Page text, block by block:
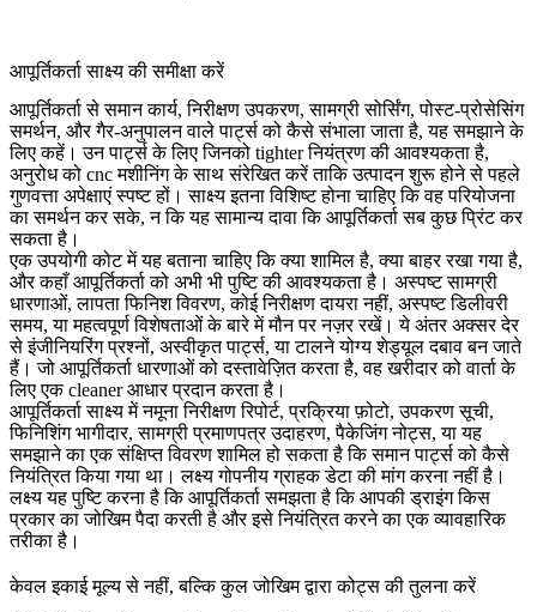
आपूर्तिकर्ता साक्ष्य की समीक्षा करें
आपूर्तिकर्ता से समान कार्य, निरीक्षण उपकरण, सामग्री सोर्सिंग, पोस्ट-प्रोसेसिंग
समर्थन, और गैर-अनुपालन वाले पार्ट्स को कैसे संभाला जाता है, यह समझाने के
लिए कहें। उन पार्ट्स के लिए जिनको tighter नियंत्रण की आवश्यकता है,
अनुरोध को cnc मशीनिंगके साथ संरेखित करें ताकि उत्पादन शुरू होने से पहले
गुणवत्ता अपेक्षाएं स्पष्ट हों। साक्ष्य इतना विशिष्ट होना चाहिए कि वह परियोजना
का समर्थन कर सके, न कि यह सामान्य दावा कि आपूर्तिकर्ता सब कुछ प्रिंट कर
सकता है।
एक उपयोगी कोट में यह बताना चाहिए कि क्या शामिल है, क्या बाहर रखा गया है,
और कहाँ आपूर्तिकर्ता को अभी भी पुष्टि की आवश्यकता है। अस्पष्ट सामग्री
धारणाओं, लापता फिनिश विवरण, कोई निरीक्षण दायरा नहीं, अस्पष्ट डिलीवरी
समय, या महत्वपूर्ण विशेषताओं के बारे में मौन पर नज़र रखें। ये अंतर अक्सर देर
से इंजीनियरिंग प्रश्नों, अस्वीकृत पार्ट्स, या टालने योग्य शेड्यूल दबाव बन जाते
हैं। जो आपूर्तिकर्ता धारणाओं को दस्तावेज़ित करता है, वह खरीदार को वार्ता के
लिए एक cleaner आधार प्रदान करता है।
आपूर्तिकर्ता साक्ष्य में नमूना निरीक्षण रिपोर्ट, प्रक्रिया फ़ोटो, उपकरण सूची,
फिनिशिंग भागीदार, सामग्री प्रमाणपत्र उदाहरण, पैकेजिंग नोट्स, या यह
समझाने का एक संक्षिप्त विवरण शामिल हो सकता है कि समान पार्ट्स को कैसे
नियंत्रित किया गया था। लक्ष्य गोपनीय ग्राहक डेटा की मांग करना नहीं है।
लक्ष्य यह पुष्टि करना है कि आपूर्तिकर्ता समझता है कि आपकी ड्राइंग किस
प्रकार का जोखिम पैदा करती है और इसे नियंत्रित करने का एक व्यावहारिक
तरीका है।
केवल इकाई मूल्य से नहीं, बल्कि कुल जोखिम द्वारा कोट्स की तुलना करें